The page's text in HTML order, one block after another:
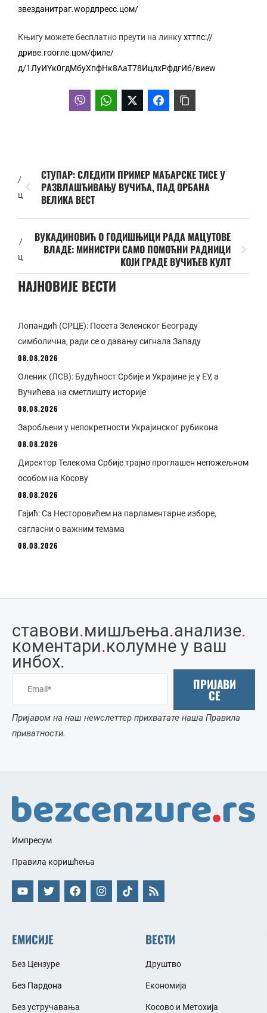
звезданитраг.wордпресс.цом/
Књигу можете бесплатно преути на линкухттпс://
дриве.гоогле.цом/филе/
д/1ЛyИYк0гдМбуXпфНк8АаТ78ИцлхРфдгИб/виеw
/
ц
СТУПАР: СЛЕДИТИ ПРИМЕР МАЂАРСКЕ ТИСЕ У
РАЗВЛАШЋИВАЊУ ВУЧИЋА, ПАД ОРБАНА
ВЕЛИКА ВЕСТ
/
ц
ВУКАДИНОВИЋ О ГОДИШЊИЦИ РАДА МАЦУТОВЕ
ВЛАДЕ: МИНИСТРИ САМО ПОМОЋНИ РАДНИЦИ
КОЈИ ГРАДЕ ВУЧИЋЕВ КУЛТ
НАЈНОВИЈЕ ВЕСТИ
Лопандић (СРЦЕ): Посета Зеленског Београду
симболична, ради се о давању сигнала Западу
08.08.2026
Оленик (ЛСВ): Будућност Србије и Украјине је у ЕУ, а
Вучићева на сметлишту историје
08.08.2026
Заробљени у непокретности Украјинског рубикона
08.08.2026
Директор Телекома Србије трајно проглашен непожељном
особом на Косову
08.08.2026
Гајић: Са Несторовићем на парламентарне изборе,
сагласни о важним темама
08.08.2026
ставови.мишљења.анализе.
коментари.колумне у ваш
инбоx.
ПРИЈАВИ
СЕ
Пријавом на наш неwслеттер прихватате наша Правила
приватности.
Импресум
Правила коришћења
ЕМИСИЈЕ
Без Цензуре
Без Пардона
Без устручавања
ВЕСТИ
Друштво
Економија
Косово и Метохија